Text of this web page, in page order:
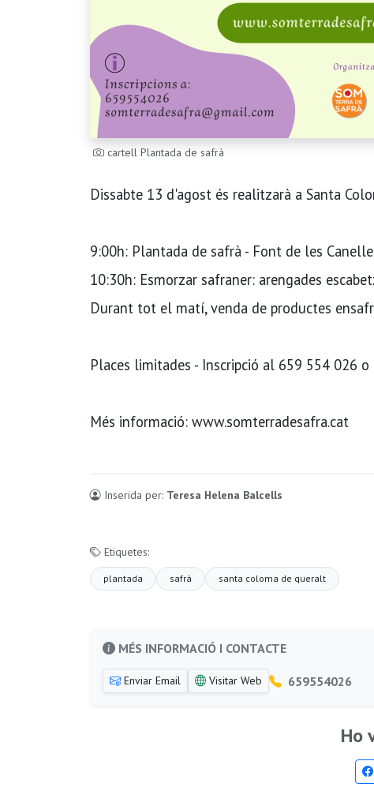
cartell Plantada de safrà
Dissabte 13 d'agost és realitzarà a Santa
9:00h: Plantada de safrà - Font de les
10:30h: Esmorzar safraner: arengades
Durant tot el matí, venda de productes
Places limitades - Inscripció al 659 554 026
Més informació: www.somterradesafra.cat
Inserida per: Teresa Helena Balcells
Etiquetes:
plantada safrà santa coloma de queralt
MÉS INFORMACIÓ I CONTACTE
Enviar Email Visitar Web 659554026
Ho